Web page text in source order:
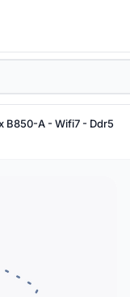
B850-A - Wifi7 - Ddr5